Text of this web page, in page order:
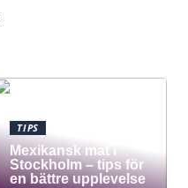
TIPS
Mexikansk mat i
Stockholm – tips för
en bättre upplevelse